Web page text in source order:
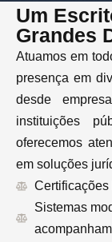
Um
Grandes
Atuamos em
presença em
desde
instituições
oferecemos
em soluções
Certificações
Sistemas